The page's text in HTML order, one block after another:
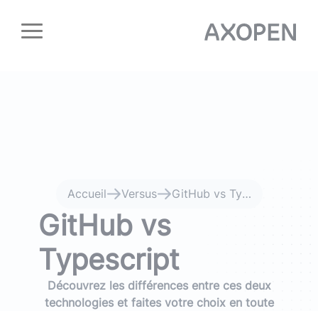
Accueil Versus GitHub vs Typescript
GitHub vs
Typescript
Découvrez les différences entre ces deux
technologies et faites votre choix en toute